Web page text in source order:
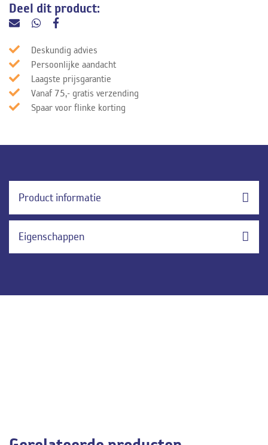
Deel dit product:
Deskundig advies
Persoonlijke aandacht
Laagste prijsgarantie
Vanaf 75,- gratis verzending
Spaar voor flinke korting
Product informatie
Eigenschappen